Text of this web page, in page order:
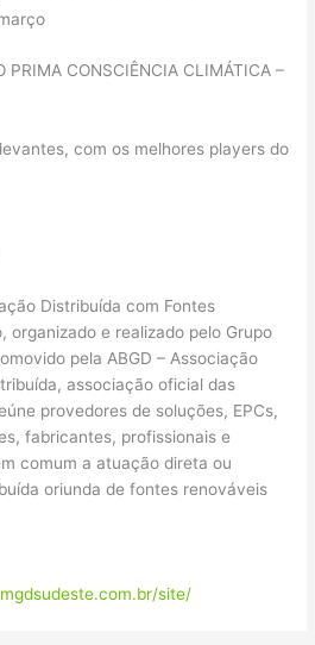
PRIMA CONSCIÊNCIA CLIMÁTICA –
com os melhores players do
Distribuída com Fontes
organizado e realizado pelo Grupo
pela ABGD – Associação
associação oficial das
provedores de soluções, EPCs,
fabricantes, profissionais e
comum a atuação direta ou
oriunda de fontes renováveis
site/